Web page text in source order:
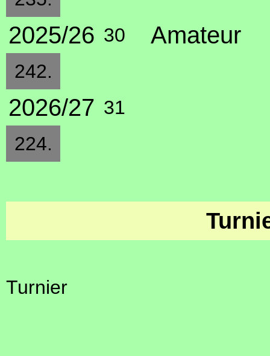
2025/26 30 Amateur
242.
2026/27 31
224.
Turnier